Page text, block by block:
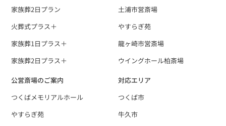
家族葬2日プラン
火葬式プラス＋
家族葬1日プラス＋
家族葬2日プラス＋
土浦市営斎場
やすらぎ苑
龍ヶ崎市営斎場
ウイングホール柏斎場
公営斎場のご案内
つくばメモリアルホール
やすらぎ苑
対応エリア
つくば市
牛久市